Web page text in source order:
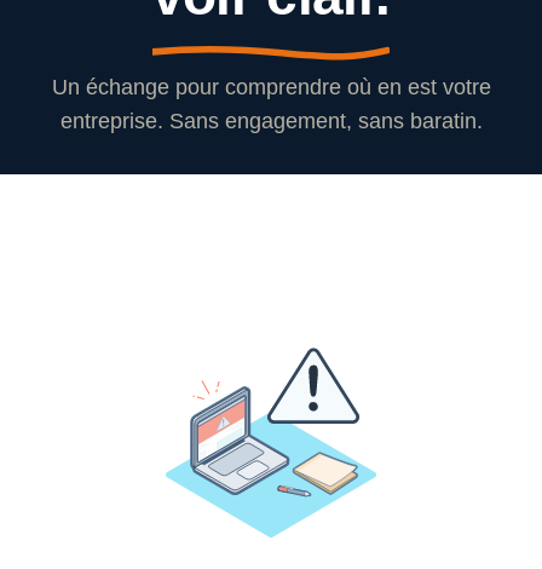
Un échange pour comprendre où en est votre
entreprise. Sans engagement, sans baratin.